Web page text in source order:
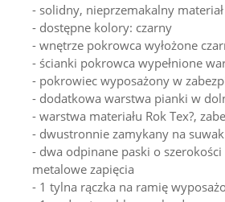
- solidny, nieprzemakalny
- dostępne kolory: czarny
- wnętrze pokrowca wyłożone
- ścianki pokrowca wypełnione
- pokrowiec wyposażony w
- dodatkowa warstwa pianki w
- warstwa materiału Rok Tex?,
- dwustronnie zamykany na
- dwa odpinane paski o
metalowe zapięcia
- 1 tylna rączka na ramię